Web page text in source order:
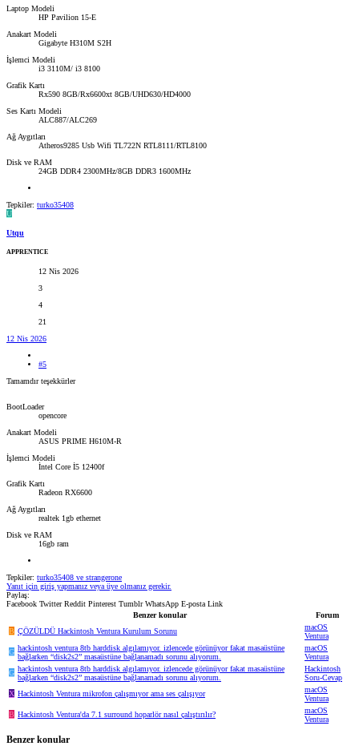
Laptop Modeli
HP Pavilion 15-E
Anakart Modeli
Gigabyte H310M S2H
İşlemci Modeli
i3 3110M/ i3 8100
Grafik Kartı
Rx590 8GB/Rx6600xt 8GB/UHD630/HD4000
Ses Kartı Modeli
ALC887/ALC269
Ağ Aygıtları
Atheros9285 Usb Wifi TL722N RTL8111/RTL8100
Disk ve RAM
24GB DDR4 2300MHz/8GB DDR3 1600MHz
Tepkiler: turko35408
U
Utqu
APPRENTICE
12 Nis 2026
3
4
21
12 Nis 2026
#5
Tamamdır teşekkürler
BootLoader
opencore
Anakart Modeli
ASUS PRIME H610M-R
İşlemci Modeli
İntel Core İ5 12400f
Grafik Kartı
Radeon RX6600
Ağ Aygıtları
realtek 1gb ethernet
Disk ve RAM
16gb ram
Tepkiler: turko35408 ve strangerone
Yanıt için giriş yapmanız veya üye olmanız gerekir.
Paylaş:
Facebook Twitter Reddit Pinterest Tumblr WhatsApp E-posta Link
Benzer konular
Forum
B ÇÖZÜLDÜ Hackintosh Ventura Kurulum Sorunu
macOS
Ventura
G hackintosh ventura 8tb harddisk algılamıyor. izlencede görünüyor fakat masaüstüne
bağlarken “disk2s2” masaüstüne bağlanamadı sorunu alıyorum.
macOS
Ventura
G hackintosh ventura 8tb harddisk algılamıyor. izlencede görünüyor fakat masaüstüne
bağlarken “disk2s2” masaüstüne bağlanamadı sorunu alıyorum.
Hackintosh
Soru-Cevap
X Hackintosh Ventura mikrofon çalışmıyor ama ses çalışıyor
macOS
Ventura
B Hackintosh Ventura'da 7.1 surround hoparlör nasıl çalıştırılır?
macOS
Ventura
Benzer konular